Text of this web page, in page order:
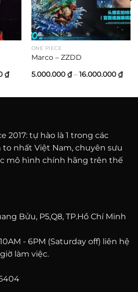
₫Khoảng
giá:
đến
ONE PIECE
Marco – ZZDD
5.000.000 ₫ – 16.000.000 ₫
giá:
đến
2017: tự hào là 1 trong các
nhất Việt Nam, chuyên sưu
mô hình chính hãng trên thế
Bửu, P5,Q8, TP.Hồ Chí Minh
- 6PM (Saturday off) liên hệ
làm việc.